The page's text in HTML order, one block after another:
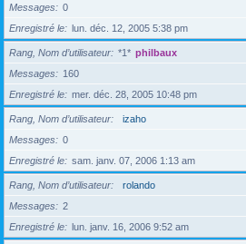
Messages
0
Enregistré le
lun. déc. 12, 2005 5:38 pm
Rang, Nom d’utilisateur *1* philbaux
Messages
160
Enregistré le
mer. déc. 28, 2005 10:48 pm
Rang, Nom d’utilisateur
izaho
Messages
0
Enregistré le
sam. janv. 07, 2006 1:13 am
Rang, Nom d’utilisateur
rolando
Messages
2
Enregistré le
lun. janv. 16, 2006 9:52 am